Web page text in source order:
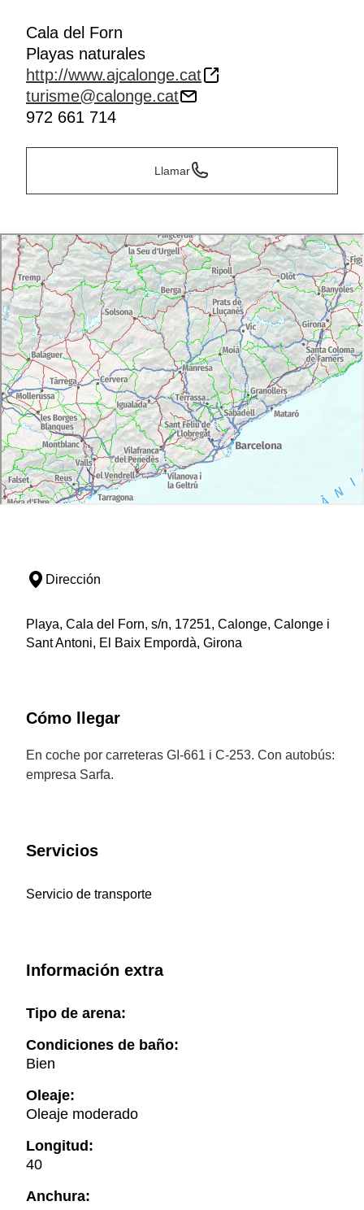
Cala del Forn
Playas naturales
http://www.ajcalonge.cat
turisme@calonge.cat
972 661 714
Llamar
Dirección
Playa, Cala del Forn, s/n, 17251, Calonge, Calonge i
Sant Antoni, El Baix Empordà, Girona
Cómo llegar
En coche por carreteras GI-661 i C-253. Con autobús:
empresa Sarfa.
Servicios
Servicio de transporte
Información extra
Tipo de arena:
Condiciones de baño:
Bien
Oleaje:
Oleaje moderado
Longitud:
40
Anchura: